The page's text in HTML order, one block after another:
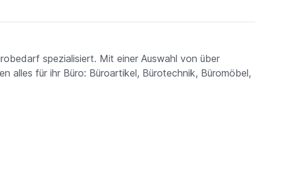
spezialisiert. Mit einer Auswahl von über
alles für ihr Büro: Büroartikel, Bürotechnik, Büromöbel,